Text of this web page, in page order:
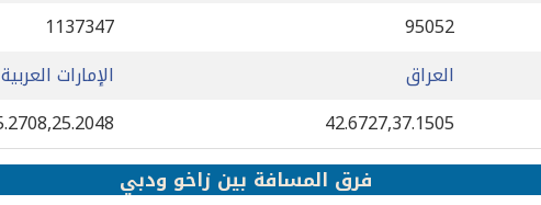
95052
1137347
العراق
الإمارات
42.6727,37.1505
فرق المسافة بين زاخو ودبي